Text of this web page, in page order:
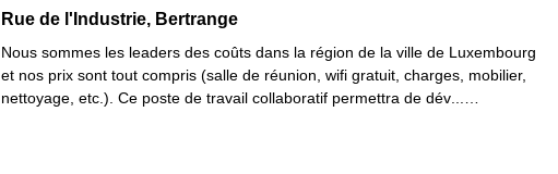
19 rue de l'Industrie, Bertrange
Rue de l'Industrie, Bertrange
Nous sommes les leaders des coûts dans la région de la ville de Luxembourg
et nos prix sont tout compris (salle de réunion, wifi gratuit, charges, mobilier,
nettoyage, etc.). Ce poste de travail collaboratif permettra de dév